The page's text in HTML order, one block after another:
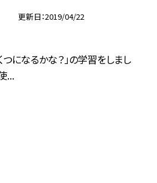
更新日 2019/04/22
つになるかな？」の学習をしまし
...